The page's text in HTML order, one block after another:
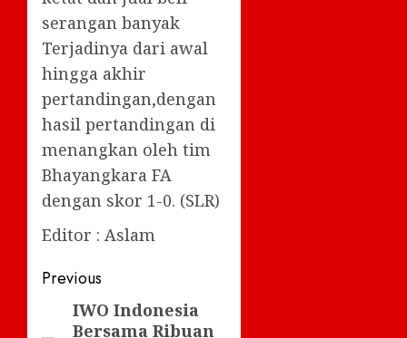
serangan banyak
Terjadinya dari awal
hingga akhir
pertandingan,dengan
hasil pertandingan di
menangkan oleh tim
Bhayangkara FA
dengan skor 1-0. (SLR)
Editor : Aslam
Post
navigation
Previous
Previous
IWO Indonesia
Bersama Ribuan